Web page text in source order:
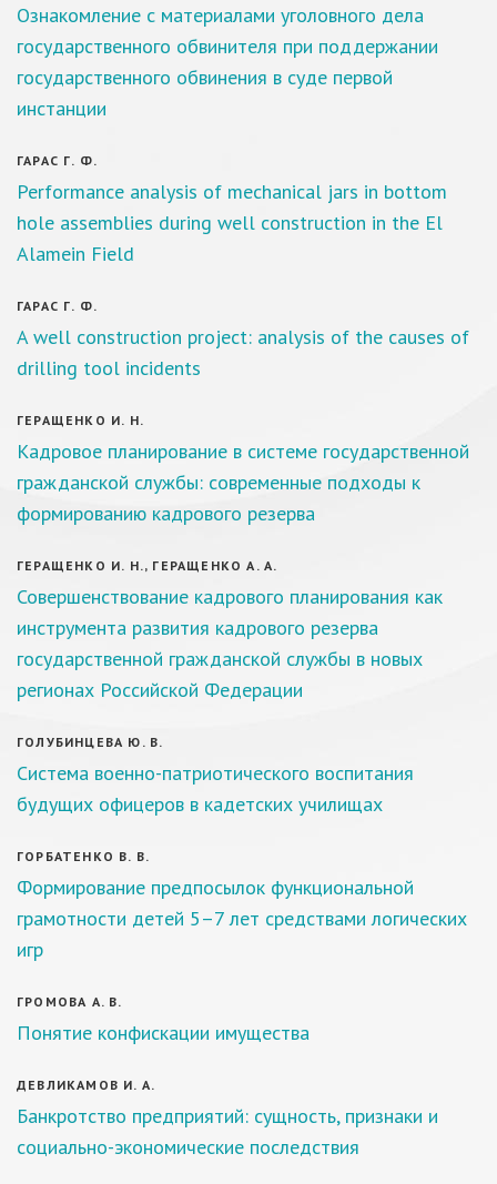
Ознакомление с материалами уголовного дела
государственного обвинителя при поддержании
государственного обвинения в суде первой
инстанции
ГАРАС Г. Ф.
Performance analysis of mechanical jars in bottom
hole assemblies during well construction in the El
Alamein Field
ГАРАС Г. Ф.
A well construction project: analysis of the causes of
drilling tool incidents
ГЕРАЩЕНКО И. Н.
Кадровое планирование в системе государственной
гражданской службы: современные подходы к
формированию кадрового резерва
ГЕРАЩЕНКО И. Н., ГЕРАЩЕНКО А. А.
Совершенствование кадрового планирования как
инструмента развития кадрового резерва
государственной гражданской службы в новых
регионах Российской Федерации
ГОЛУБИНЦЕВА Ю. В.
Система военно-патриотического воспитания
будущих офицеров в кадетских училищах
ГОРБАТЕНКО В. В.
Формирование предпосылок функциональной
грамотности детей 5–7 лет средствами логических
игр
ГРОМОВА А. В.
Понятие конфискации имущества
ДЕВЛИКАМОВ И. А.
Банкротство предприятий: сущность, признаки и
социально-экономические последствия